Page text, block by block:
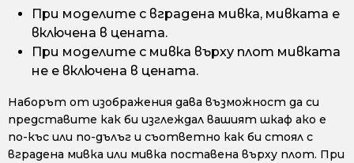
При моделите с вградена мивка, мивката е
включена в цената.
При моделите с мивка върху плот мивката
не е включена в цената.
Наборът от изображения дава възможност да си
представите как би изглеждал вашият шкаф ако е
по-къс или по-дълъг и съответно как би стоял с
вградена мивка или мивка поставена върху плот. При